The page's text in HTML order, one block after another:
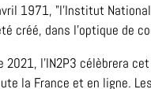
1971, "l'Institut
créé, dans l'optique de
2021, l'IN2P3 célèbrera
la France et en ligne.